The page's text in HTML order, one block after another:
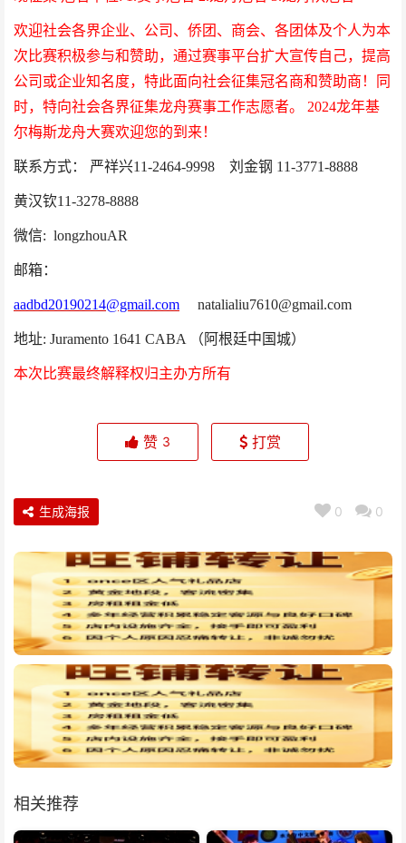
欢迎社会各界企业、公司、侨团、商会、各团体及个人为本
次比赛积极参与和赞助，通过赛事平台扩大宣传自己，提高
公司或企业知名度，特此面向社会征集冠名商和赞助商！同
时，特向社会各界征集龙舟赛事工作志愿者。
2024龙年基
尔梅斯龙舟大赛欢迎您的到来！
联系方式： 严祥兴11-2464-9998 刘金钢 11-3771-8888
黄汉钦11-3278-8888
微信: longzhouAR
邮箱：
aadbd20190214@gmail.com natalialiu7610@gmail.com
地址: Juramento 1641 CABA （阿根廷中国城）
本次比赛最终解释权归主办方所有
赞 3 打赏
0 0
生成海报
相关推荐